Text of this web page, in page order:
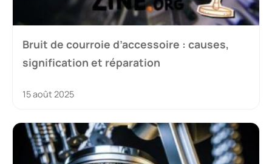
Bruit de courroie d’accessoire : causes,
signification et réparation
15 août 2025